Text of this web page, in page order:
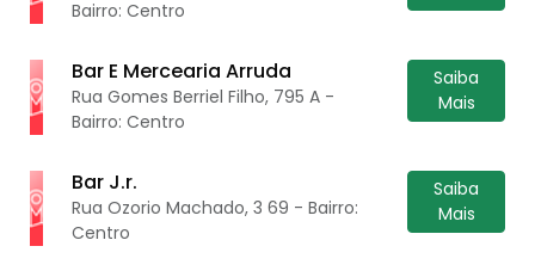
Bairro: Centro
Bar E Mercearia Arruda
Rua Gomes Berriel Filho, 795 A -
Bairro: Centro
Saiba
Mais
Bar J.r.
Rua Ozorio Machado, 3 69 - Bairro:
Centro
Saiba
Mais